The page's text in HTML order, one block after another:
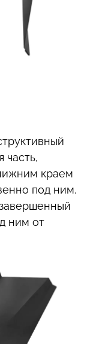
часть,
краем
под ним.
ним от